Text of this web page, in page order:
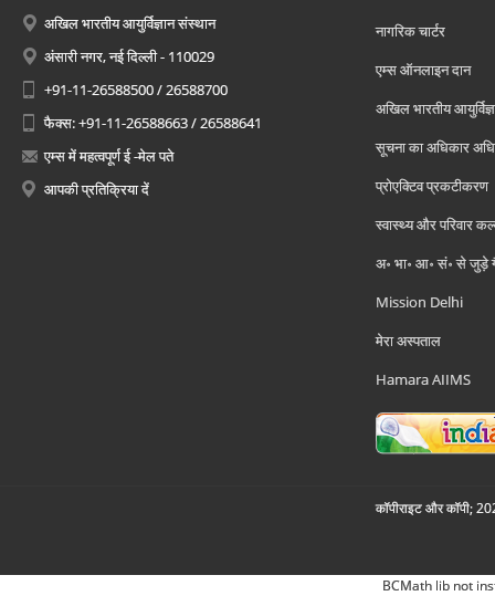
अखिल भारतीय आयुर्विज्ञान संस्थान
अंसारी नगर, नई दिल्ली - 110029
+91-11-26588500 / 26588700
फैक्स: +91-11-26588663 / 26588641
एम्स में महत्वपूर्ण ई -मेल पते
आपकी प्रतिक्रिया दें
नागरिक चार्टर
एम्स ऑनलाइन दान
अखिल भारतीय
सूचना का अधिकार
प्रोएक्टिव प्रकटीकरण
स्वास्थ्य और परिवार
अ॰ भा॰ आ॰ सं॰ से जुड़े
Mission Delhi
मेरा अस्पताल
Hamara AIIMS
कॉपीराइट और कॉपी;
BCMath lib not